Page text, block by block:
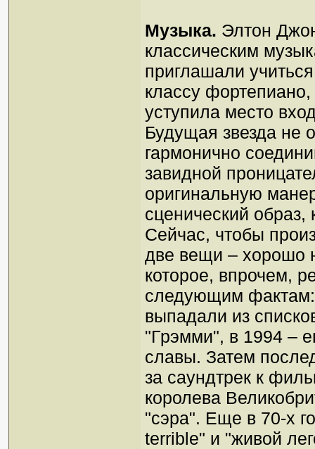
Музыка. Элтон
классическим
приглашали
классу
уступила место
Будущая звезда не
гармонично
завидной
оригинальную
сценический
Сейчас, чтобы
две вещи – хорошо
которое, впрочем,
следующим фактам:
выпадали из
"Грэмми", в 1994 –
славы. Затем
за саундтрек к
королева
"сэра". Еще в 70-х
terrible" и "живой